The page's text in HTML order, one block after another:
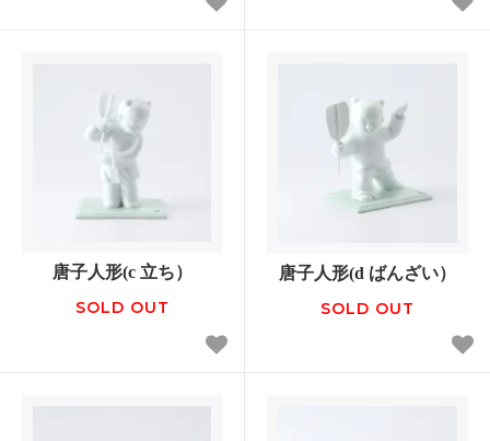
唐子人形(c 立ち）
SOLD OUT
唐子人形(d ばんざい）
SOLD OUT